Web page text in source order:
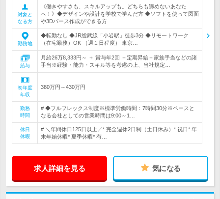
対象と
なる方
《働きやすさも、スキルアップも。どちらも諦めないあなた
へ！》◆デザインや設計を学校で学んだ方 ◆ソフトを使って図面
や3Dパース作成ができる方
勤務地
◆転勤なし ◆JR総武線「小岩駅」徒歩3分 ◆リモートワーク
（在宅勤務）OK （週１日程度） 東京…
給与
月給26万8,333円～ ＋ 賞与年2回 ＋定期昇給＋家族手当などの諸
手当※経験・能力・スキル等を考慮の上、当社規定…
初年度
年収
380万円～430万円
勤務
時間
# ◆フルフレックス制度※標準労働時間：7時間30分※ベースと
なる会社としての営業時間は9:00～1…
休日
休暇
# ＼年間休日125日以上／* 完全週休2日制（土日休み）* 祝日* 年
末年始休暇* 夏季休暇* 有…
求人詳細を見る 気になる